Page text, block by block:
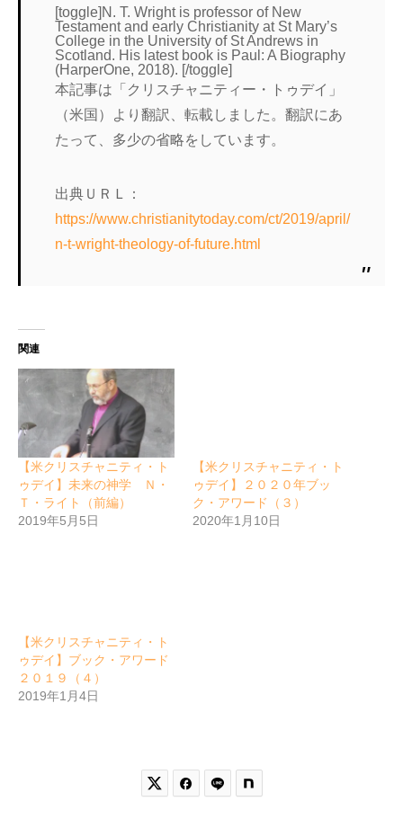
[toggle]N. T. Wright is professor of New
Testament and early Christianity at St Mary’s
College in the University of St Andrews in
Scotland. His latest book is Paul: A Biography
(HarperOne, 2018). [/toggle]
本記事は「クリスチャニティー・トゥデイ」
（米国）より翻訳、転載しました。翻訳にあ
たって、多少の省略をしています。
出典ＵＲＬ：
https://www.christianitytoday.com/ct/2019/april/
n-t-wright-theology-of-future.html
関連
【米クリスチャニティ・ト
ゥデイ】未来の神学 Ｎ・
Ｔ・ライト（前編）
2019年5月5日
【米クリスチャニティ・ト
ゥデイ】２０２０年ブッ
ク・アワード（３）
2020年1月10日
【米クリスチャニティ・ト
ゥデイ】ブック・アワード
２０１９（４）
2019年1月4日
 